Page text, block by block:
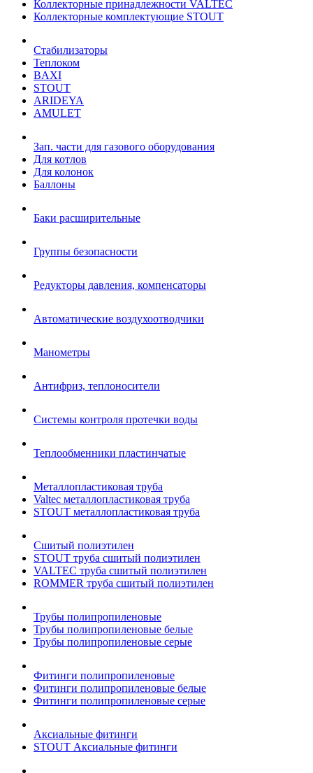
Коллекторные принадлежности VALTEC
Коллекторные комплектующие STOUT
Стабилизаторы
Теплоком
BAXI
STOUT
ARIDEYA
AMULET
Зап. части для газового оборудования
Для котлов
Для колонок
Баллоны
Баки расширительные
Группы безопасности
Редукторы давления, компенсаторы
Автоматические воздухоотводчики
Манометры
Антифриз, теплоносители
Системы контроля протечки воды
Теплообменники пластинчатые
Металлопластиковая труба
Valtec металлопластиковая труба
STOUT металлопластиковая труба
Сшитый полиэтилен
STOUT труба сшитый полиэтилен
VALTEC труба сшитый полиэтилен
ROMMER труба сшитый полиэтилен
Трубы полипропиленовые
Трубы полипропиленовые белые
Трубы полипропиленовые серые
Фитинги полипропиленовые
Фитинги полипропиленовые белые
Фитинги полипропиленовые серые
Аксиальные фитинги
STOUT Аксиальные фитинги